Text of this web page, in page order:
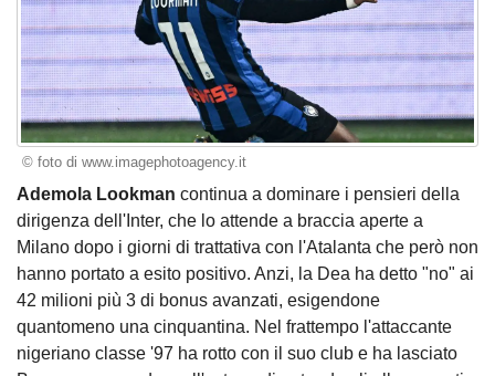
© foto di www.imagephotoagency.it
Ademola Lookman continua a dominare i pensieri della
dirigenza dell'Inter, che lo attende a braccia aperte a
Milano dopo i giorni di trattativa con l'Atalanta che però non
hanno portato a esito positivo. Anzi, la Dea ha detto "no" ai
42 milioni più 3 di bonus avanzati, esigendone
quantomeno una cinquantina. Nel frattempo l'attaccante
nigeriano classe '97 ha rotto con il suo club e ha lasciato